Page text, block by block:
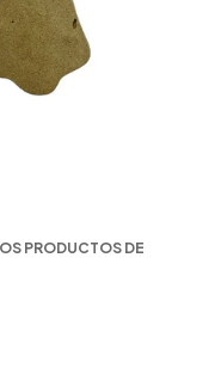
PRODUCTOS DE